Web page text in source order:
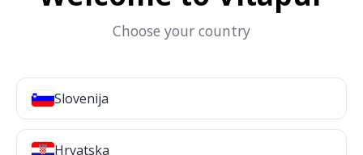
Choose your country
Slovenija
Hrvatska